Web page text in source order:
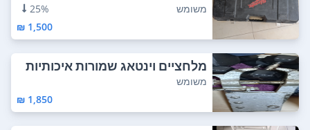
משומש
25%
1,500 ₪
מלחציים וינטאג שמורות איכותיות
ביותר תמו...
משומש
1,850 ₪